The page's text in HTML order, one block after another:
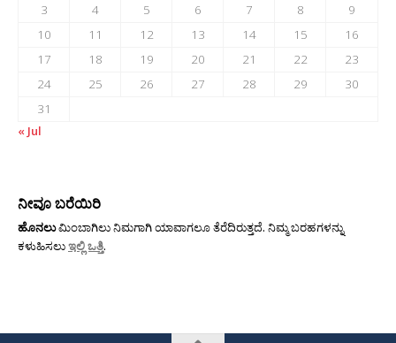
3
4 5 6 7 8
9
10
11 12 13 14 15
16
17
18 19 20 21 22
23
24
25 26 27 28 29
30
31
« Jul
ನೀವೂ ಬರೆಯಿರಿ
ಹೊನಲುಮಿಂಬಾಗಿಲು ನಿಮಗಾಗಿ ಯಾವಾಗಲೂ ತೆರೆದಿರುತ್ತದೆ. ನಿಮ್ಮ ಬರಹಗಳನ್ನು
ಕಳುಹಿಸಲುಇಲ್ಲಿ ಒತ್ತಿ.